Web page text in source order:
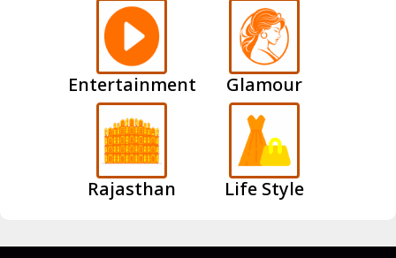
Entertainment Glamour
Rajasthan Life Style